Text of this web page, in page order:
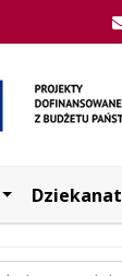
Dziekanat